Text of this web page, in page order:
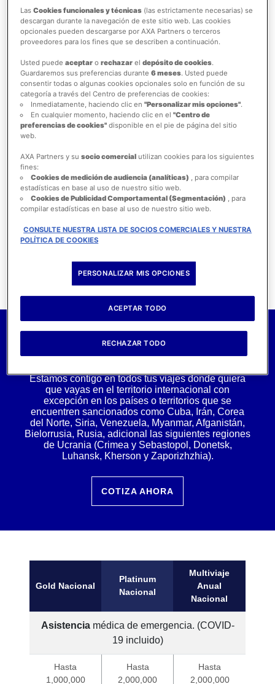
ASISTENCIA MÉDICA DE
EMERGENCIA HASTA $750,000 USD
ASISTENCIA MÉDICA POR
ENFERMEDADES PRE-EXISTENTES
ASISTENCIA ODONTOLÓGICA DE
EMERGENCIA
REPATRIACIÓN EN CASO DE
FALLECIMIENTO
ASISTENCIA POR PÉRDIDA O
RETRASO DE EQUIPAJE
ASISTENCIA POR CANCELACIÓN
Y/O INTERRUPCIÓN DE VIAJE
AXA ya atiende a millones de
personas en todo el mundo
Estamos contigo en todos tus viajes donde quiera
que vayas en el territorio internacional con
excepción en los países o territorios que se
encuentren sancionados como Cuba, Irán, Corea
del Norte, Siria, Venezuela, Myanmar, Afganistán,
Bielorrusia, Rusia, adicional las siguientes regiones
de Ucrania (Crimea y Sebastopol, Donetsk,
Luhansk, Kherson y Zaporizhzhia).
COTIZA AHORA
Gold Nacional
Platinum
Nacional
Multiviaje
Anual
Nacional
Asistenciamédica de emergencia. (COVID-
19 incluido)
Hasta
1,000,000
Hasta
2,000,000
Hasta
2,000,000
LasCookies funcionales y técnicas (las estrictamente necesarias) se
descargan durante la navegación de este sitio web. Las cookies
opcionales pueden descargarse por AXA Partners o terceros
proveedores para los fines que se describen a continuación.
Usted puedeaceptar orechazar eldepósito de cookies.
Guardaremos sus preferencias durante6 meses. Usted puede
consentir todas o algunas cookies opcionales solo en función de su
categoría a través del Centro de preferencias de cookies:
Inmediatamente, haciendo clic en "Personalizar mis opciones".
En cualquier momento, haciendo clic en el "Centro de
preferencias de cookies" disponible en el pie de página del sitio
web.
AXA Partners y susocio comercial utilizan cookies para los siguientes
fines:
Cookies de medición de audiencia (analíticas) , para compilar
estadísticas en base al uso de nuestro sitio web.
Cookies de Publicidad Comportamental (Segmentación) , para
compilar estadísticas en base al uso de nuestro sitio web.
CONSULTE NUESTRA LISTA DE SOCIOS COMERCIALES Y NUESTRA
POLÍTICA DE COOKIES
PERSONALIZAR MIS OPCIONES
RECHAZAR TODO
ACEPTAR TODO